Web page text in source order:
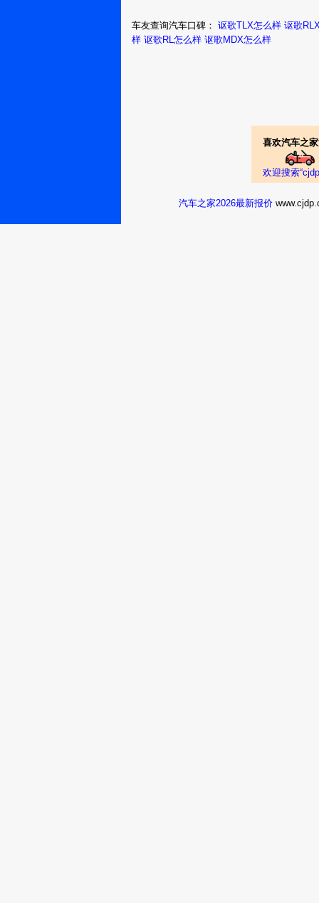
车友查询汽车口碑： 讴歌TLX怎么样 讴歌
样 讴歌RL怎么样 讴歌MDX怎么样
喜欢汽车之
欢迎搜索
汽车之家2026最新报价